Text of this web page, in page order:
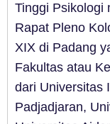
Tinggi Psikologi
Rapat Pleno
XIX di Padang
Fakultas atau
dari Universitas
Padjadjaran,